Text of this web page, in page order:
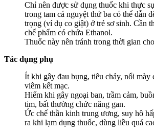
Chỉ nên được sử dụng thuốc khi thực
trong tam cá nguyệt thứ ba có thể dẫn
trọng (ví dụ co giật) ở trẻ sơ sinh. Cần
chế phẩm có chứa Ethanol.
Thuốc này nên tránh trong thời gian
Tác dụng phụ
Ít khi gây đau bụng, tiêu chảy, nổi mày
viêm kết mạc.
Hiếm khi gây ngoại ban, trầm cảm,
tim, bất thường chức năng gan.
Ức chế thần kinh trung ương, suy hô
ra khi lạm dụng thuốc, dùng liều quá